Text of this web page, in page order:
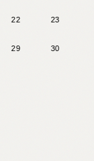
22 23
29 30